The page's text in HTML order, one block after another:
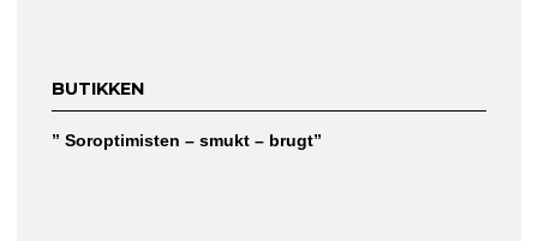
BUTIKKEN
” Soroptimisten – smukt – brugt”